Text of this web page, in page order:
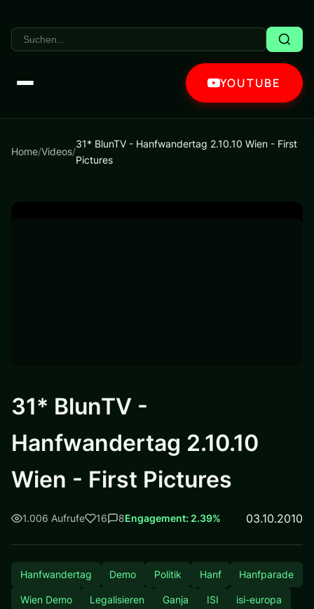
YOUTUBE
Home/Videos/
31* BlunTV - Hanfwandertag 2.10.10 Wien - First
Pictures
31* BlunTV -
Hanfwandertag 2.10.10
Wien - First Pictures
1.006 Aufrufe 16 8Engagement: 2.39% 03.10.2010
Hanfwandertag Demo Politik Hanf Hanfparade
Wien Demo Legalisieren Ganja ISI isi-europa